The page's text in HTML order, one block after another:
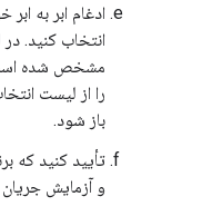
ادغام ابر به
را از لیست
باز شود.
تأیید کنید که
و آزمایش